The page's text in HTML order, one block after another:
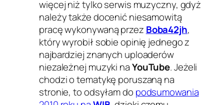
więcej niż tylko serwis muzyczny, gdyż
należy także docenić niesamowitą
pracę wykonywaną przez Boba42jh,
który wyrobił sobie opinię jednego z
najbardziej znanych uploaderów
niezależnej muzyki naYouTube. Jeżeli
chodzi o tematykę poruszaną na
stronie, to odsyłam do podsumowania